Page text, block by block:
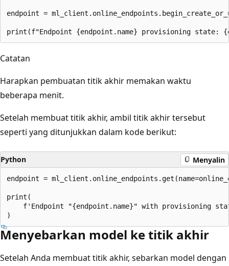
endpoint =
Catatan
Harapkan pembuatan titik akhir memakan waktu
beberapa menit.
Setelah membuat titik akhir, ambil titik akhir tersebut
seperti yang ditunjukkan dalam kode berikut:
Python Menyalin
endpoint =
print(
f'Endpoint "{endpoint.name}" with provisioning
Menyebarkan model ke titik akhir
Setelah Anda membuat titik akhir, sebarkan model dengan